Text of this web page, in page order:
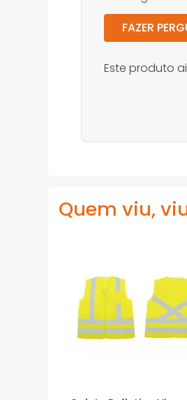
FAZER
Este produto
Quem viu,